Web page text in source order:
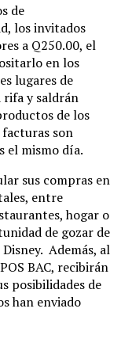
de
los invitados
a Q250.00, el
en los
lugares de
rifa y saldrán
de los
facturas son
el mismo día.
sus compras en
entre
hogar o
de gozar de
Además, al
BAC, recibirán
posibilidades de
han enviado